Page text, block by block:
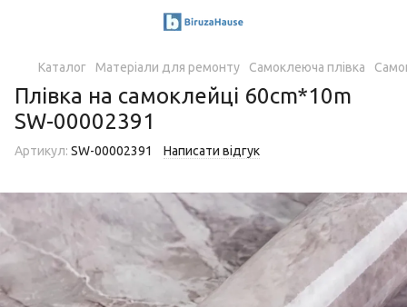
Каталог Матеріали для ремонту Самоклеюча плівка
Плівка на самоклейці 60cm*10m
SW-00002391
Артикул: SW-00002391 Написати відгук